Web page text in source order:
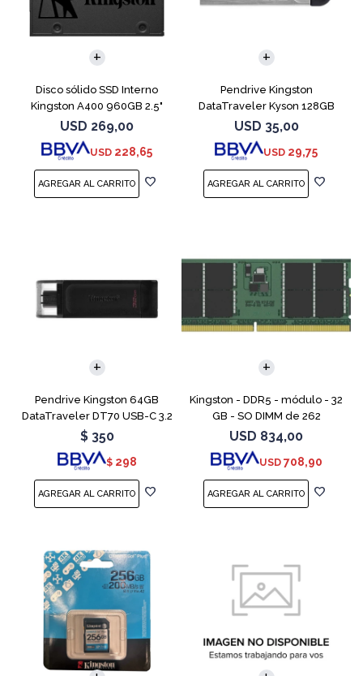
Disco sólido SSD Interno
Kingston A400 960GB 2.5"
SATA 3
USD 269,00
USD 228,65
Pendrive Kingston
DataTraveler Kyson 128GB
USB 3.2
USD 35,00
USD 29,75
Pendrive Kingston 64GB
DataTraveler DT70 USB-C 3.2
$ 350
$ 298
Kingston - DDR5 - módulo - 32
GB - SO DIMM de 262
contactos - 5600 MT/s / PC5-
44800 - CL46 - 1.1 V - sin
búfer - no ECC
USD 834,00
USD 708,90